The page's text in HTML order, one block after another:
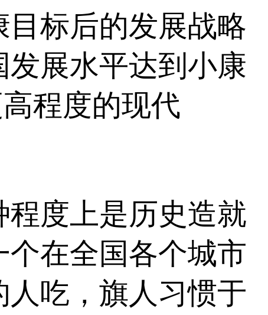
标后的发展战略
展水平达到小康
程度的现代
度上是历史造就
在全国各个城市
吃，旗人习惯于